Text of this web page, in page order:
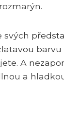
barvu
A
a